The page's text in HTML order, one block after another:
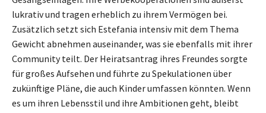
lukrativ und tragen erheblich zu ihrem Vermögen bei.
Zusätzlich setzt sich Estefania intensiv mit dem Thema
Gewicht abnehmen auseinander, was sie ebenfalls mit ihrer
Community teilt. Der Heiratsantrag ihres Freundes sorgte
für großes Aufsehen und führte zu Spekulationen über
zukünftige Pläne, die auch Kinder umfassen könnten. Wenn
es um ihren Lebensstil und ihre Ambitionen geht, bleibt